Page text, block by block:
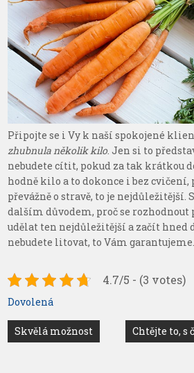
Připojte se i Vy k naší spokojené
zhubnula několik kilo. Jen si to
nebudete cítit, pokud za tak krátkou
hodně kilo a to dokonce i bez cvičení,
převážně o stravě, to je nejdůležitější.
dalším důvodem, proč se rozhodnout
udělat ten nejdůležitější a začít hned
nebudete litovat, to Vám garantujeme.
4.7/5 - (3 votes)
Dovolená
Navigace
Skvělá možnost Chtějte to, s